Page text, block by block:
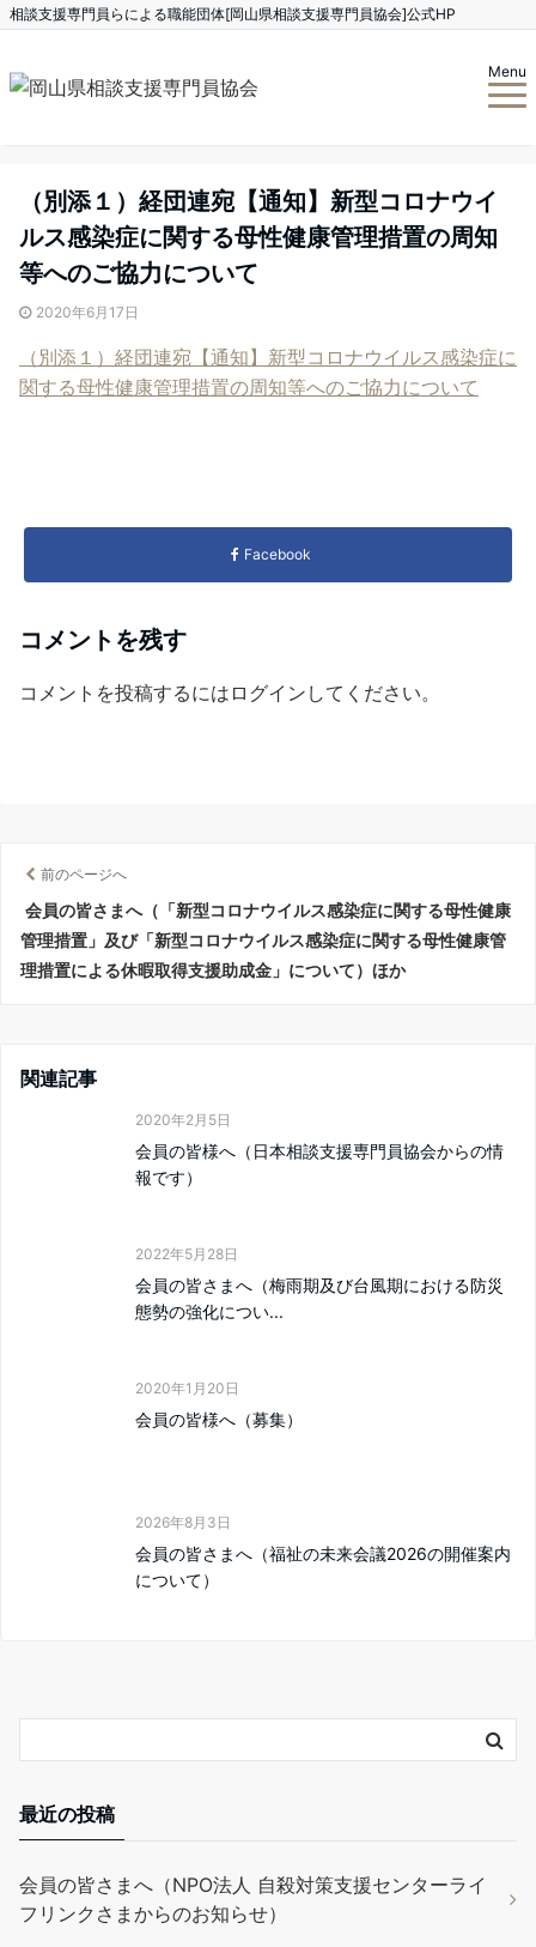
相談支援専門員らによる職能団体[岡山県相談支援専門員協会]公式HP
Menu
（別添１）経団連宛【通知】新型コロナウイ
ルス感染症に関する母性健康管理措置の周知
等へのご協力について
2020年6月17日
（別添１）経団連宛【通知】新型コロナウイルス感染症に
関する母性健康管理措置の周知等へのご協力について
Facebook
コメントを残す
コメントを投稿するには ログイン してください。
前のページへ
会員の皆さまへ（「新型コロナウイルス感染症に関する母性健康
管理措置」及び「新型コロナウイルス感染症に関する母性健康管
理措置による休暇取得支援助成金」について）ほか
関連記事
2020年2月5日
会員の皆様へ（日本相談支援専門員協会からの情
報です）
2022年5月28日
会員の皆さまへ（梅雨期及び台風期における防災
態勢の強化につい...
2020年1月20日
会員の皆様へ（募集）
2026年8月3日
会員の皆さまへ（福祉の未来会議2026の開催案内
について）
最近の投稿
会員の皆さまへ（NPO法人 自殺対策支援センターライ
フリンクさまからのお知らせ）